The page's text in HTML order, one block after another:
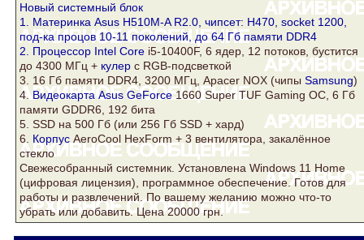
Новый системный блок
1. Материнка Asus H510M-A R2.0, чипсет: H470, socket 1200,
под-ка процов 10-11 поколений, до 64 Гб памяти DDR4
2. Процессор Intel Core i5-10400F, 6 ядер, 12 потоков, бустится
до 4300 МГц + кулер c RGB-подсветкой
3. 16 Гб памяти DDR4, 3200 МГц, Apacer NOX (чипы Samsung)
4.Видеокарта Asus GeForce1660 Super TUF Gaming OC, 6 Гб
памяти GDDR6, 192 бита
5. SSD на 500 Гб (или 256 Гб SSD + хард)
6. Корпус AeroCool HexForm + 3 вентилятора, закалённое
стекло
Свежесобранный системник. Установлена Windows 11 Home
(цифровая лицензия), программное обеспечение. Готов для
работы и развлечений. По вашему желанию можно что-то
убрать или добавить. Цена 20000 грн.